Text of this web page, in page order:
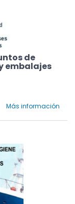
de
embalajes
Más información